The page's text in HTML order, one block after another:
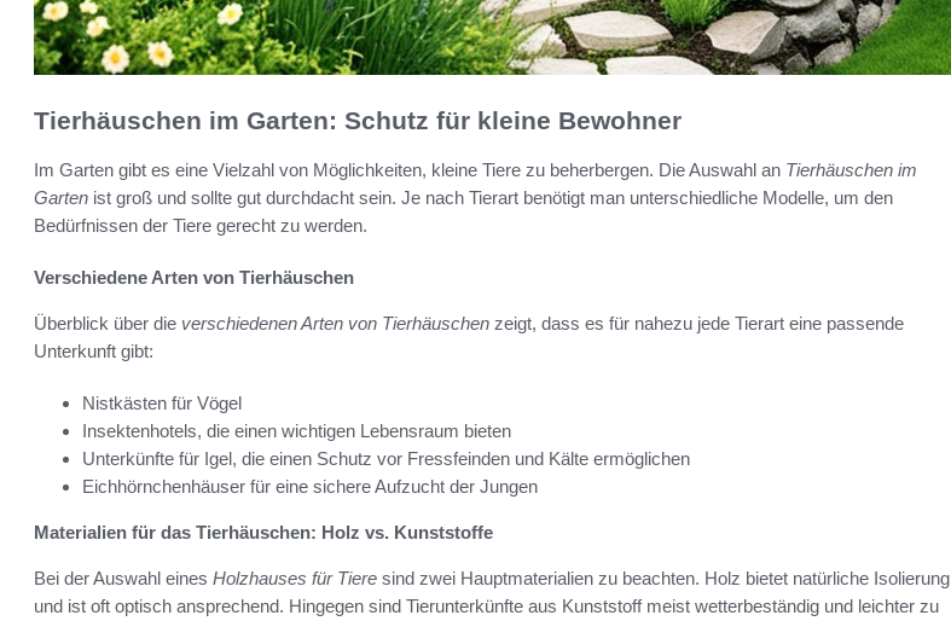
Tierhäuschen im Garten: Schutz für kleine Bewohner
Im Garten gibt es eine Vielzahl von Möglichkeiten, kleine Tiere zu beherbergen. Die Auswahl an Tierhäuschen im
Garten ist groß und sollte gut durchdacht sein. Je nach Tierart benötigt man unterschiedliche Modelle, um den
Bedürfnissen der Tiere gerecht zu werden.
Verschiedene Arten von Tierhäuschen
Überblick über die verschiedenen Arten von Tierhäuschen zeigt, dass es für nahezu jede Tierart eine passende
Unterkunft gibt:
Nistkästen für Vögel
Insektenhotels, die einen wichtigen Lebensraum bieten
Unterkünfte für Igel, die einen Schutz vor Fressfeinden und Kälte ermöglichen
Eichhörnchenhäuser für eine sichere Aufzucht der Jungen
Materialien für das Tierhäuschen: Holz vs. Kunststoffe
Bei der Auswahl eines Holzhauses für Tiere sind zwei Hauptmaterialien zu beachten. Holz bietet natürliche Isolierung
und ist oft optisch ansprechend. Hingegen sind Tierunterkünfte aus Kunststoff meist wetterbeständig und leichter zu